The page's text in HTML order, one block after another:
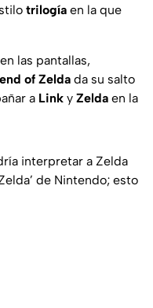
trilogía en la que
las pantallas,
of Zelda da su salto
a Link y Zelda en la
interpretar a Zelda
de Nintendo; esto